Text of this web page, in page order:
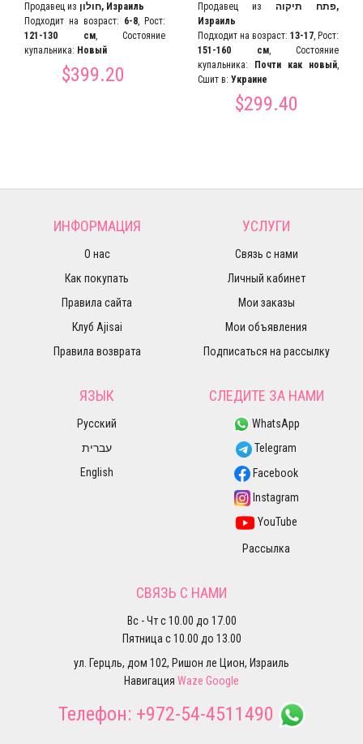
Продавец из
חולון, Израиль
Подходит на возраст: 6-8, Рост:
121-130 см, Состояние
купальника: Новый
$399.20
Продавец из פתח תיקוה,
Израиль
Подходит на возраст: 13-17, Рост:
151-160 см, Состояние
купальника:
Почти как новый,
Сшит в: Украине
$299.40
ИНФОРМАЦИЯ
О нас
Как покупать
Правила сайта
Клуб Ajisai
Правила возврата
УСЛУГИ
Связь с нами
Личный кабинет
Мои заказы
Мои объявления
Подписаться на рассылку
ЯЗЫК
Русский
עברית
English
СЛЕДИТЕ ЗА НАМИ
WhatsApp
Telegram
Facebook
Instagram
YouTube
Рассылка
СВЯЗЬ С НАМИ
Вс - Чт с 10.00 до 17.00
Пятница с 10.00 до 13.00
ул. Герцль, дом 102, Ришон ле Цион, Израиль
Навигация Waze Google
Телефон: +972-54-4511490